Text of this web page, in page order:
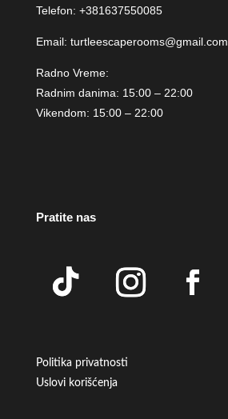
Telefon: +381637550085
Email: turtleescaperooms@gmail.com
Radno Vreme:
Radnim danima: 15:00 – 22:00
Vikendom: 15:00 – 22:00
Pratite nas
Politika privatnosti
Uslovi korišćenja